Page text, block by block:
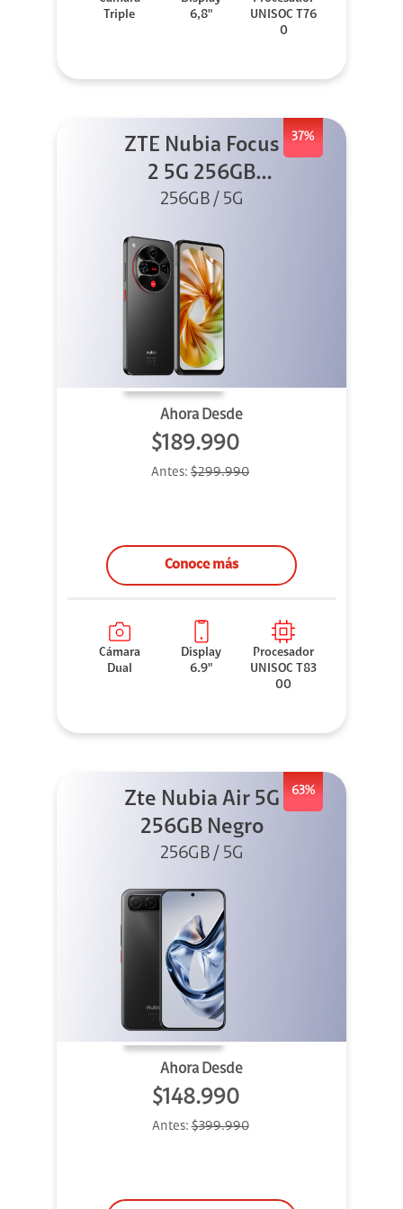
Triple
6,8"
UNISOC T76
0
37%
ZTE Nubia Focus
2 5G 256GB
Negro
256GB / 5G
Ahora Desde
$189.990
Antes: $299.990
Conoce más
Cámara
Dual
Display
6.9"
Procesador
UNISOC T83
00
63%
Zte Nubia Air 5G
256GB Negro
256GB / 5G
Ahora Desde
$148.990
Antes:$399.990